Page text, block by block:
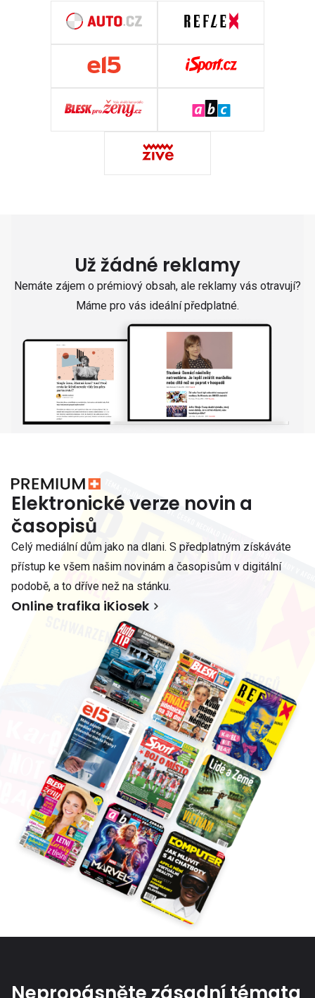
Už žádné reklamy
Nemáte zájem o prémiový obsah, ale reklamy vás otravují?
Máme pro vás ideální předplatné.
Elektronické verze novin a
časopisů
Celý mediální dům jako na dlani. S předplatným získáváte
přístup ke všem našim novinám a časopisům v digitální
podobě, a to dříve než na stánku.
Online trafika iKiosek